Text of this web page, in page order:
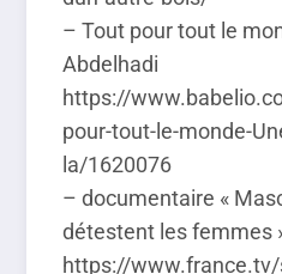
– Tout pour tout le
Abdelhadi
https://
pour-tout-le-monde-
la/1620076
– documentaire «
détestent les femmes
https://